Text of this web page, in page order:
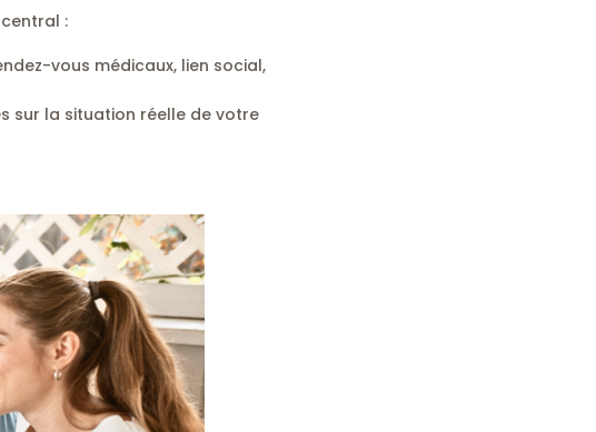
:
vous médicaux, lien social,
sur la situation réelle de votre